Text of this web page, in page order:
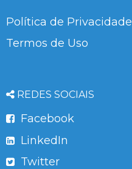
Política de Privacidade
Termos de Uso
REDES SOCIAIS
Facebook
LinkedIn
Twitter